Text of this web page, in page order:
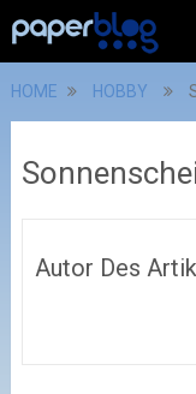
HOME HOBBY
Autor Des